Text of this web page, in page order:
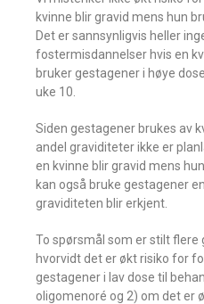
kvinne blir gravid mens hun
Det er sannsynligvis heller
fostermisdannelser hvis en
bruker gestagener i høye
uke 10.
Siden gestagener brukes av
andel graviditeter ikke er
en kvinne blir gravid mens
kan også bruke gestagener
graviditeten blir erkjent.
To spørsmål som er stilt flere
hvorvidt det er økt risiko for
gestagener i lav dose til
oligomenoré og 2) om det er